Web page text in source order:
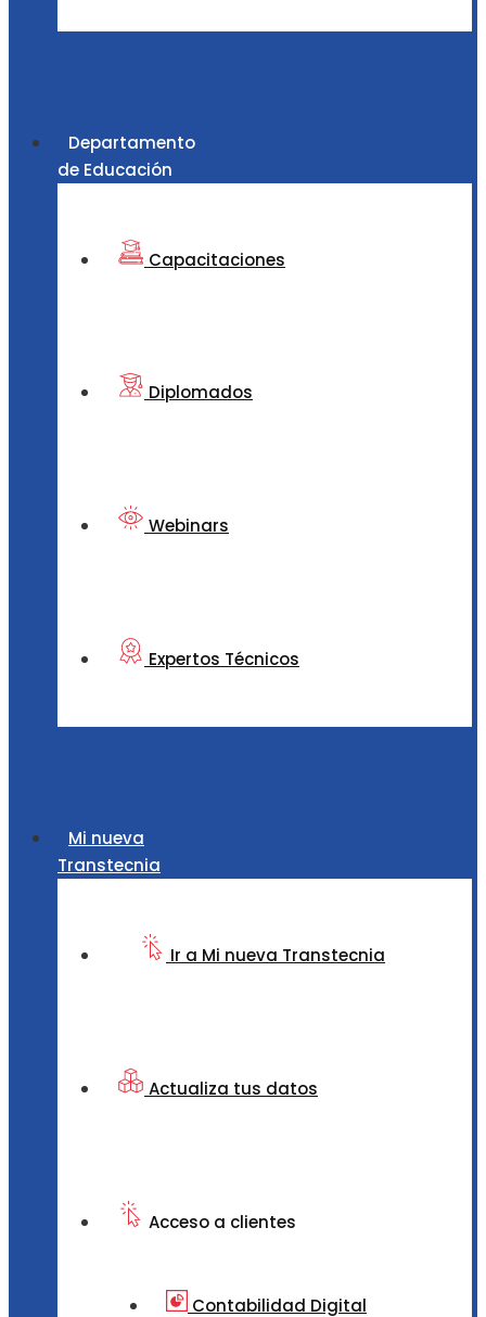
Departamento
de Educación
Capacitaciones
Diplomados
Webinars
Expertos Técnicos
Mi nueva
Transtecnia
Ir a Mi nueva Transtecnia
Actualiza tus datos
Acceso a clientes
Contabilidad Digital